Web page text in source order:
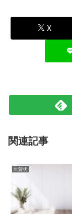
X
関連記事
年賀状